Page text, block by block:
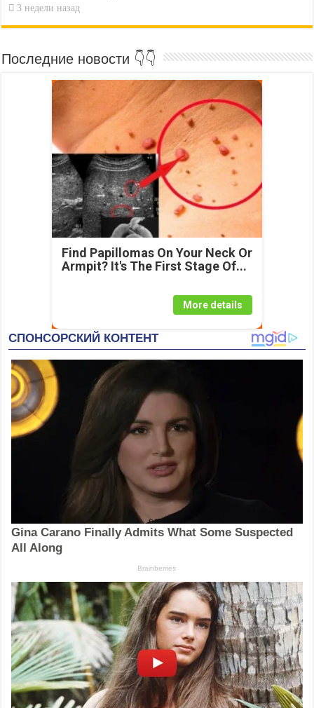
3 недели назад
Последние новости 👇👇
Find Papillomas On Your Neck Or
Armpit? It's The First Stage Of...
More details